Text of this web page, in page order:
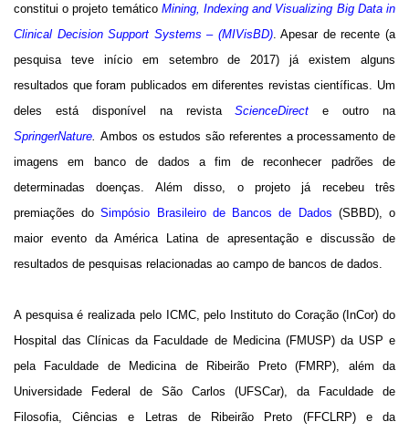
constitui o projeto temático Mining, Indexing and Visualizing Big Data in
Clinical Decision Support Systems – (MIVisBD). Apesar de recente (a
pesquisa teve início em setembro de 2017) já existem alguns
resultados que foram publicados em diferentes revistas científicas. Um
deles está disponível na revistaScienceDirect e outro na
SpringerNature Ambos os estudos são referentes a processamento de
imagens em banco de dados a fim de reconhecer padrões de
determinadas doenças. Além disso, o projeto já recebeu três
premiações doSimpósio Brasileiro de Bancos de Dados (SBBD), o
maior evento da América Latina de apresentação e discussão de
resultados de pesquisas relacionadas ao campo de bancos de dados.
A pesquisa é realizada pelo ICMC, pelo Instituto do Coração (InCor) do
Hospital das Clínicas da Faculdade de Medicina (FMUSP) da USP e
pela Faculdade de Medicina de Ribeirão Preto (FMRP), além da
Universidade Federal de São Carlos (UFSCar), da Faculdade de
Filosofia, Ciências e Letras de Ribeirão Preto (FFCLRP) e da